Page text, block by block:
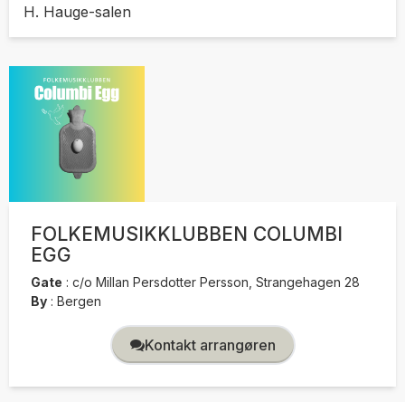
H. Hauge-salen
FOLKEMUSIKKLUBBEN COLUMBI
EGG
Gate : c/o Millan Persdotter Persson, Strangehagen 28
By : Bergen
Kontakt arrangøren